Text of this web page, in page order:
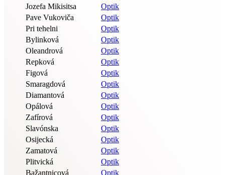
Jozefa Mikisitsa
Optik
Pave Vukoviča
Optik
Pri tehelni
Optik
Bylinková
Optik
Oleandrová
Optik
Repková
Optik
Figová
Optik
Smaragdová
Optik
Diamantová
Optik
Opálová
Optik
Zafírová
Optik
Slavónska
Optik
Osijecká
Optik
Zamatová
Optik
Plitvická
Optik
Bažantnicová
Optik